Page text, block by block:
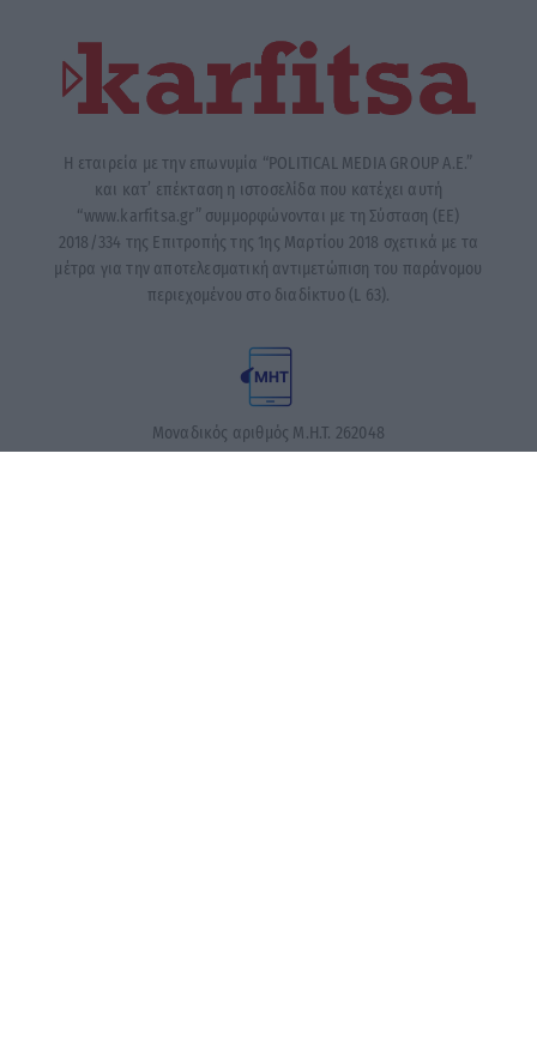
Η εταιρεία με την επωνυμία “POLITICAL MEDIA GROUP A.E.”
και κατ’ επέκταση η ιστοσελίδα που κατέχει αυτή
“www.karfitsa.gr” συμμορφώνονται με τη Σύσταση (ΕΕ)
2018/334 της Επιτροπής της 1ης Μαρτίου 2018 σχετικά με τα
μέτρα για την αποτελεσματική αντιμετώπιση του παράνομου
περιεχομένου στο διαδίκτυο (L 63).
Μοναδικός αριθμός Μ.Η.Τ. 262048